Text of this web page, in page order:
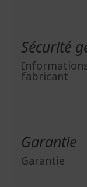
Sécurité
fabricant
Garantie
Garantie